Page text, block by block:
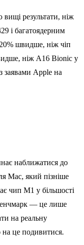
результати, ніж
і багатоядерним
швидше, ніж чіп
ніж A16 Bionic у
заявами Apple на
наближатися до
Mac, який пізніше
чип M1 у більшості
— це лише
на реальну
на це подивитися.